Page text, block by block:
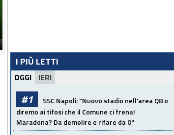
I PIÙ LETTI
OGGI IERI
#1
SSC Napoli: "Nuovo stadio nell'area Q8 o
diremo ai tifosi che il Comune ci frena!
Maradona? Da demolire e rifare da 0"